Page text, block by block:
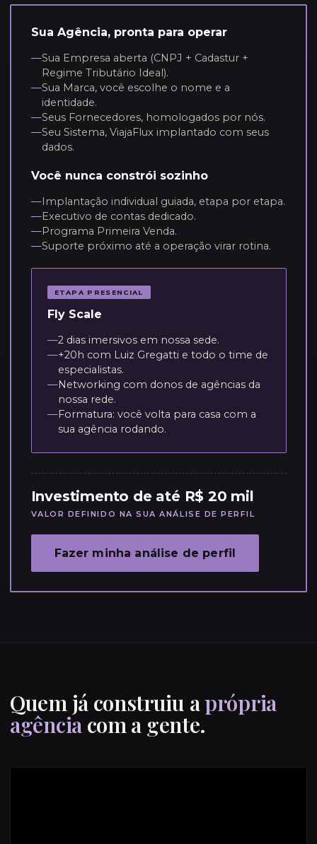
Sua Agência, pronta para operar
—Sua Empresa aberta (CNPJ + Cadastur +
Regime Tributário Ideal).
—Sua Marca, você escolhe o nome e a
identidade.
—Seus Fornecedores, homologados por nós.
—Seu Sistema, ViajaFlux implantado com seus
dados.
Você nunca constrói sozinho
—Implantação individual guiada, etapa por etapa.
—Executivo de contas dedicado.
—Programa Primeira Venda.
—Suporte próximo até a operação virar rotina.
ETAPA PRESENCIAL
Fly Scale
—2 dias imersivos em nossa sede.
—+20h com Luiz Gregatti e todo o time de
especialistas.
—Networking com donos de agências da
nossa rede.
—Formatura: você volta para casa com a
sua agência rodando.
Investimento de até R$ 20 mil
VALOR DEFINIDO NA SUA ANÁLISE DE PERFIL
Fazer minha análise de perfil
Quem já construiu aprópria
agênciacom a gente.